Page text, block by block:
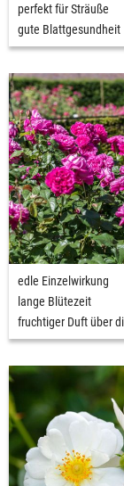
perfekt für Sträuße
gute Blattgesundheit
edle Einzelwirkung
lange Blütezeit
fruchtiger Duft über